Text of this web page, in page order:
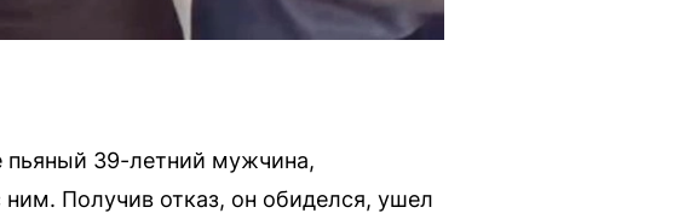
пьяный 39-летний мужчина,
Получив отказ, он обиделся, ушел